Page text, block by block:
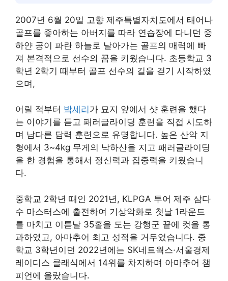
2007년 6월 20일 고향 제주특별자치도에서 태어나
골프를 좋아하는 아버지를 따라 연습장에 다니던 중
하얀 공이 파란 하늘로 날아가는 골프의 매력에 빠
져 본격적으로 선수의 꿈을 키웠습니다. 초등학교 3
학년 2학기 때부터 골프 선수의 길을 걷기 시작하였
으며,
어릴 적부터 박세리 가 묘지 앞에서 샷 훈련을 했다
는 이야기를 듣고 패러글라이딩 훈련을 직접 시도하
며 남다른 담력 훈련으로 유명합니다. 높은 산악 지
형에서 3~4kg 무게의 낙하산을 지고 패러글라이딩
을 한 경험을 통해서 정신력과 집중력을 키웠습니
다.
중학교 2학년 때인 2021년, KLPGA 투어 제주 삼다
수 마스터스에 출전하여 기상악화로 첫날 1라운드
를 마치고 이튿날 35홀을 도는 강행군 끝에 컷을 통
과하였고, 아마추어 최고 성적을 거두었습니다. 중
학교 3학년이던 2022년에는 SK네트웍스·서울경제
레이디스 클래식에서 14위를 차지하며 아마추어 챔
피언에 올랐습니다.